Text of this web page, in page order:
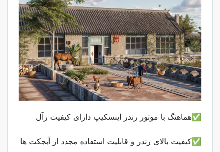
✅هماهنگ با موتور رندر اینسکیپ دارای کیفیت رآل
✅کیفیت بالای رندر و قابلیت استفاده مجدد از آبجکت ها